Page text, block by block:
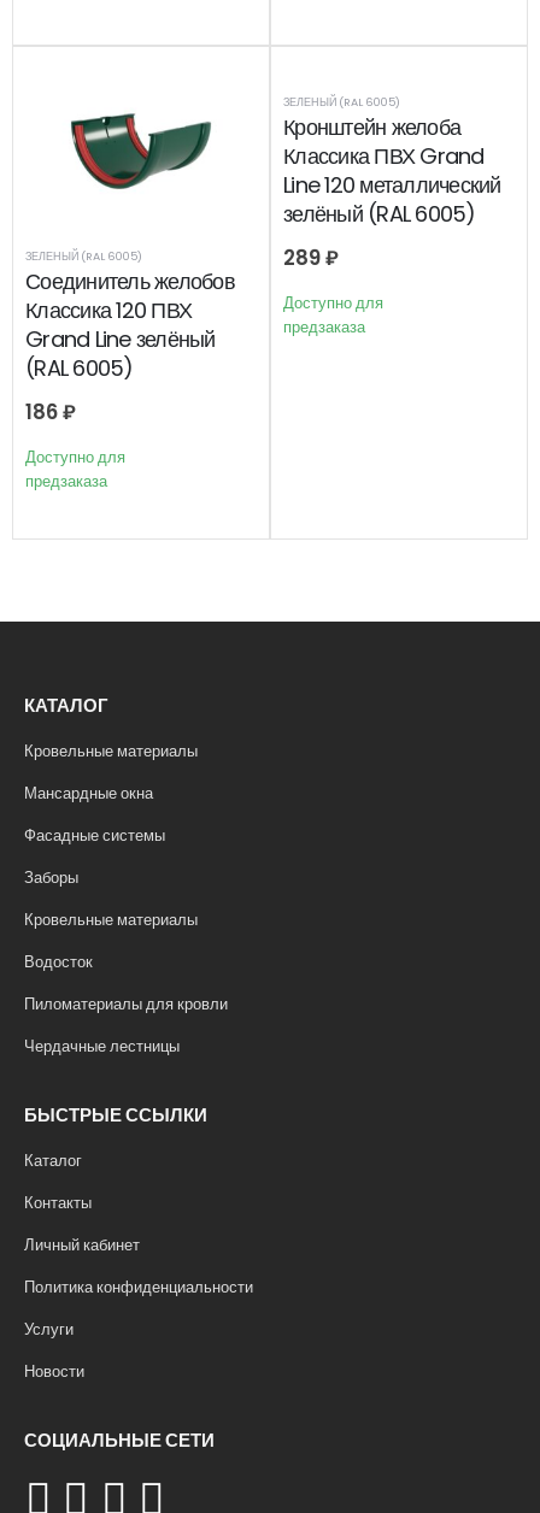
ЗЕЛЕНЫЙ (RAL 6005)
Соединитель желобов
Классика 120 ПВХ
Grand Line зелёный
(RAL 6005)
186₽
Доступно для
предзаказа
ЗЕЛЕНЫЙ (RAL 6005)
Кронштейн желоба
Классика ПВХ Grand
Line 120 металлический
зелёный (RAL 6005)
289₽
Доступно для
предзаказа
КАТАЛОГ
Кровельные материалы
Мансардные окна
Фасадные системы
Заборы
Кровельные материалы
Водосток
Пиломатериалы для кровли
Чердачные лестницы
БЫСТРЫЕ ССЫЛКИ
Каталог
Контакты
Личный кабинет
Политика конфиденциальности
Услуги
Новости
СОЦИАЛЬНЫЕ СЕТИ